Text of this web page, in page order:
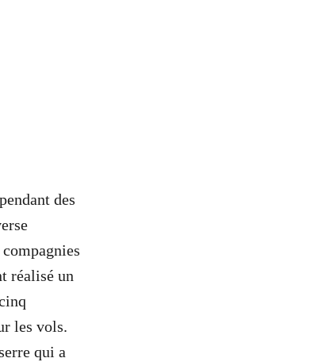
des
réalisé un
les vols.
qui a